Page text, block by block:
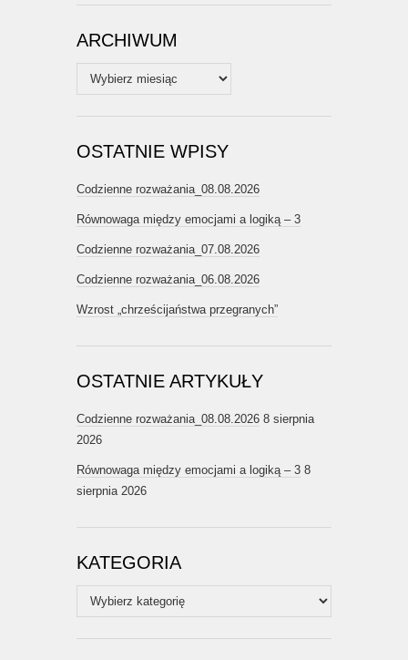
ARCHIWUM
Archiwum
OSTATNIE WPISY
Codzienne rozważania_08.08.2026
Równowaga między emocjami a logiką – 3
Codzienne rozważania_07.08.2026
Codzienne rozważania_06.08.2026
Wzrost „chrześcijaństwa przegranych”
OSTATNIE ARTYKUŁY
Codzienne rozważania_08.08.2026 8 sierpnia
2026
Równowaga między emocjami a logiką – 3 8
sierpnia 2026
KATEGORIA
Kategoria